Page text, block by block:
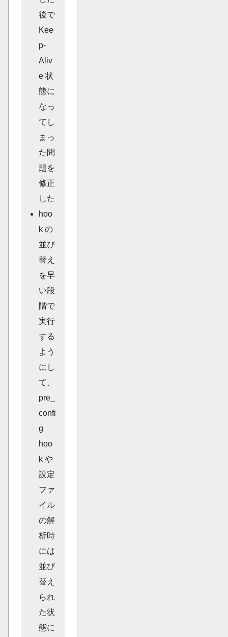
後で
Kee
p-
Aliv
e 状
態に
なっ
てし
まっ
た問
題を
修正
した
hoo
k の
並び
替え
を早
い段
階で
実行
する
よう
にし
て、
pre_
confi
g
hoo
k や
設定
ファ
イル
の解
析時
には
並び
替え
られ
た状
態に